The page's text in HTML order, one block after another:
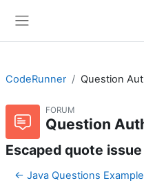
CodeRunner Question
FORUM
Question
Escaped quote
← Java Questions Example